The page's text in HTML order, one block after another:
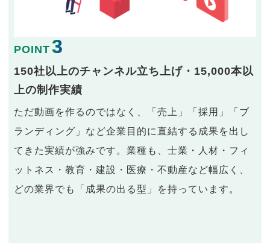
POINT 3
150社以上のチャンネル立ち上げ・15,000本以
上の制作実績
ただ動画を作るのではなく、「売上」「採用」「ブ
ランディング」など企業目的に直結する成果を出し
てきた実績が強みです。業種も、士業・人材・フィ
ットネス・教育・建設・医療・不動産など幅広く、
どの業界でも「成果の出る型」を持っています。